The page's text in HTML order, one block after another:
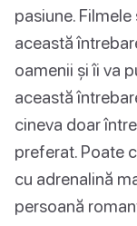
pasiune.
această
oamenii și îi va
această
cineva doar
preferat. Poate
cu adrenalină
persoană